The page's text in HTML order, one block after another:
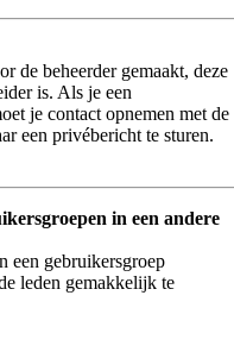
de beheerder gemaakt, deze
is. Als je een
je contact opnemen met de
een privébericht te sturen.
in een andere
een gebruikersgroep
leden gemakkelijk te